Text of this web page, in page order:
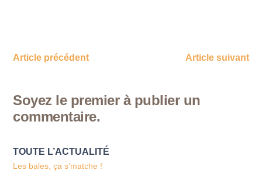
Article précédent Article suivant
Soyez le premier à publier un
commentaire.
TOUTE L’ACTUALITÉ
Les bales, ça s’matche !